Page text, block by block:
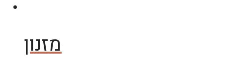
מזנון